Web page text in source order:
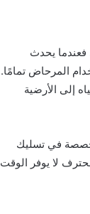
يحدث
المرحاض تمامًا.
إلى الأرضية
في تسليك
لا يوفر الوقت